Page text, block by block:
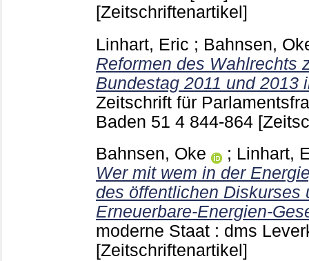
[Zeitschriftenartikel]
Linhart, Eric ; Bahnsen,
Reformen des Wahlrechts
Bundestag 2011 und 2013
Zeitschrift für
Baden 51 4 844-864
Bahnsen, Oke
; Linhart,
Wer mit wem in der
des öffentlichen Diskurses
Erneuerbare-Energien-
moderne Staat : dms
[Zeitschriftenartikel]